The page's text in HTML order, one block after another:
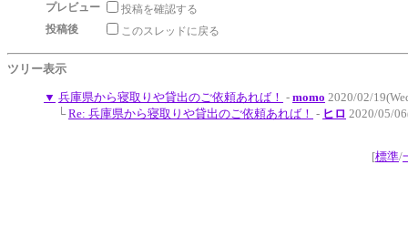
プレビュー
投稿を確認する
投稿後
このスレッドに戻る
ツリー表示
▼ 兵庫県から寝取りや貸出のご依頼あれば！ - momo 2020/02/
└Re: 兵庫県から寝取りや貸出のご依頼あれば！ - ヒロ 2020/05/
[標準/